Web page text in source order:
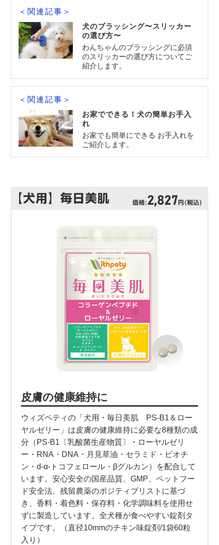
＜関連記事＞
犬のブラッシング〜スリッカー
の選び方〜
わんちゃんのブラッシングに必須
のスリッカーの選び方についてご
紹介します。
＜関連記事＞
お家でできる！犬の簡単お手入
れ
お家でも簡単にできる お手入れを
ご紹介します。
皮膚の健康維持に
ウィズペティの「犬用・毎日美肌 PS-B1＆ロー
ヤルゼリー」は皮膚の健康維持に必要な8種類の成
分（PS-B1〔乳酸菌生産物質〕・ローヤルゼリ
ー・RNA・DNA・月見草油・セラミド・ビオチ
ン・d-α-トコフェロール・βグルカン）を配合して
います。安心安全の国産品質、GMP、ペットフー
ド安全法、残留農薬のポジティブリストに基づ
き、香料・着色料・保存料・化学調味料を使用せ
ずに製造しています。全犬種が食べやすい錠剤タ
イプです。（直径10mmのチキン味錠剤/1袋60粒
入り）